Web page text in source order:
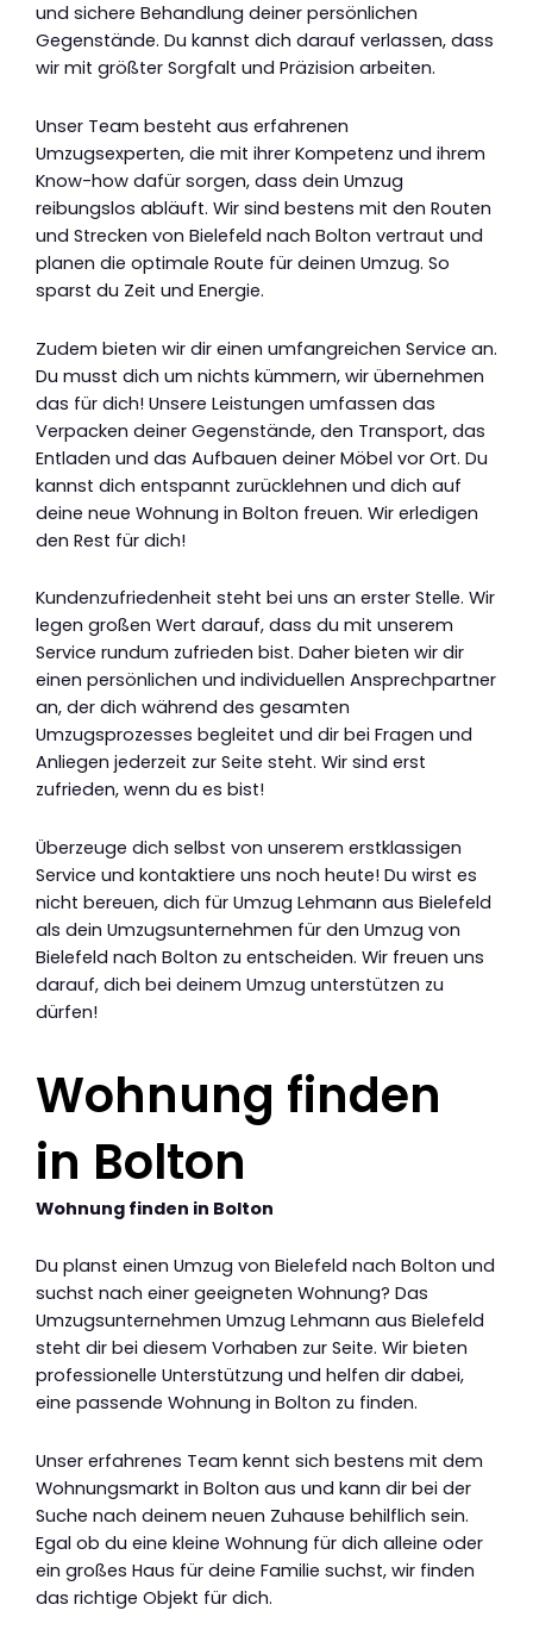
und sichere Behandlung deiner persönlichen
Gegenstände. Du kannst dich darauf verlassen, dass
wir mit größter Sorgfalt und Präzision arbeiten.
Unser Team besteht aus erfahrenen
Umzugsexperten, die mit ihrer Kompetenz und ihrem
Know-how dafür sorgen, dass dein Umzug
reibungslos abläuft. Wir sind bestens mit den Routen
und Strecken von Bielefeld nach Bolton vertraut und
planen die optimale Route für deinen Umzug. So
sparst du Zeit und Energie.
Zudem bieten wir dir einen umfangreichen Service an.
Du musst dich um nichts kümmern, wir übernehmen
das für dich! Unsere Leistungen umfassen das
Verpacken deiner Gegenstände, den Transport, das
Entladen und das Aufbauen deiner Möbel vor Ort. Du
kannst dich entspannt zurücklehnen und dich auf
deine neue Wohnung in Bolton freuen. Wir erledigen
den Rest für dich!
Kundenzufriedenheit steht bei uns an erster Stelle. Wir
legen großen Wert darauf, dass du mit unserem
Service rundum zufrieden bist. Daher bieten wir dir
einen persönlichen und individuellen Ansprechpartner
an, der dich während des gesamten
Umzugsprozesses begleitet und dir bei Fragen und
Anliegen jederzeit zur Seite steht. Wir sind erst
zufrieden, wenn du es bist!
Überzeuge dich selbst von unserem erstklassigen
Service und kontaktiere uns noch heute! Du wirst es
nicht bereuen, dich für Umzug Lehmann aus Bielefeld
als dein Umzugsunternehmen für den Umzug von
Bielefeld nach Bolton zu entscheiden. Wir freuen uns
darauf, dich bei deinem Umzug unterstützen zu
dürfen!
Wohnung finden
in Bolton
Wohnung finden in Bolton
Du planst einen Umzug von Bielefeld nach Bolton und
suchst nach einer geeigneten Wohnung? Das
Umzugsunternehmen Umzug Lehmann aus Bielefeld
steht dir bei diesem Vorhaben zur Seite. Wir bieten
professionelle Unterstützung und helfen dir dabei,
eine passende Wohnung in Bolton zu finden.
Unser erfahrenes Team kennt sich bestens mit dem
Wohnungsmarkt in Bolton aus und kann dir bei der
Suche nach deinem neuen Zuhause behilflich sein.
Egal ob du eine kleine Wohnung für dich alleine oder
ein großes Haus für deine Familie suchst, wir finden
das richtige Objekt für dich.